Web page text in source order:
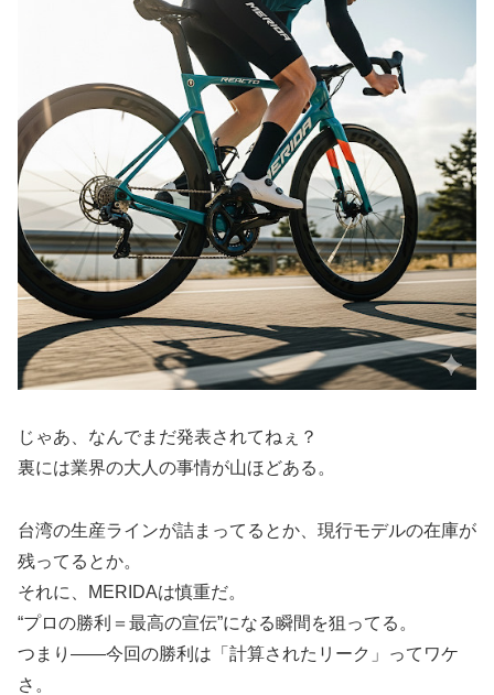
じゃあ、なんでまだ発表されてねぇ？
裏には業界の大人の事情が山ほどある。
台湾の生産ラインが詰まってるとか、現行モデルの在庫が
残ってるとか。
それに、MERIDAは慎重だ。
“プロの勝利＝最高の宣伝”になる瞬間を狙ってる。
つまり――今回の勝利は「計算されたリーク」ってワケ
さ。